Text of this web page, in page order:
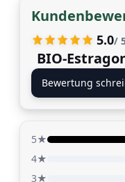
5.0/
BIO-
Bewertung
5★
4★
3★